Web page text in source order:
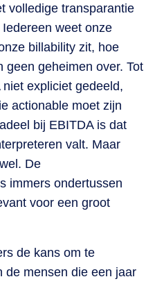
volledige transparantie
weet onze
billability zit, hoe
geen geheimen over. Tot
expliciet gedeeld,
actionable moet zijn
bij EBITDA is dat
valt. Maar
De
immers ondertussen
voor een groot
de kans om te
de mensen die een jaar